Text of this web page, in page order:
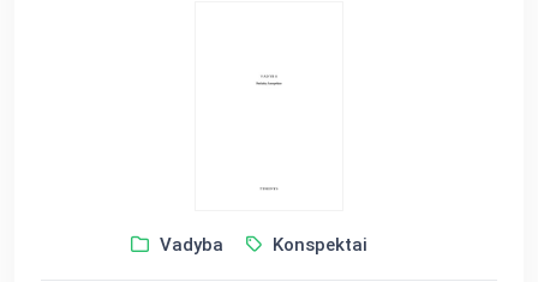
Vadyba Konspektai